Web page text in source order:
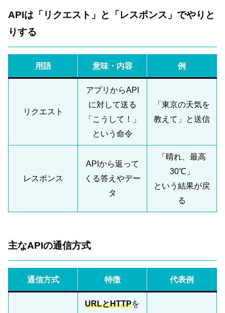
APIは「リクエスト」と「レスポンス」でやりと
りする
用語 意味・内容 例
リクエスト
アプリからAPI
に対して送る
「こうして！」
という命令
「東京の天気を
教えて」と送信
レスポンス
APIから返って
くる答えやデー
タ
「晴れ、最高
30℃」
という結果が戻
る
主なAPIの通信方式
通信方式 特徴 代表例
URLとHTTPを